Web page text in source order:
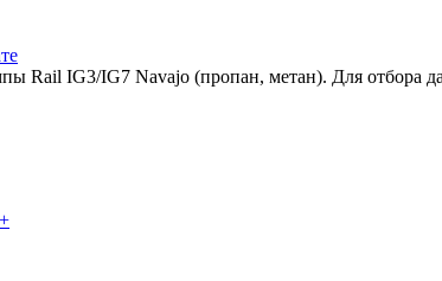
Rail IG3/IG7 Navajo (пропан, метан). Для отбора
+